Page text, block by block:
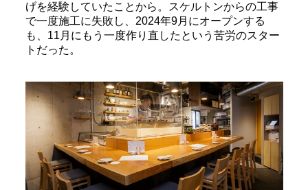
げを経験していたことから。スケルトンからの工事
で一度施工に失敗し、2024年9月にオープンする
も、11月にもう一度作り直したという苦労のスター
トだった。